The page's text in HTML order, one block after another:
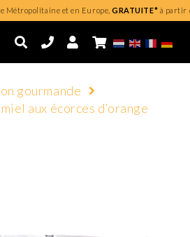
Métropolitaine et en Europe,GRATUITE* à partir
gourmande
aux écorces d’orange